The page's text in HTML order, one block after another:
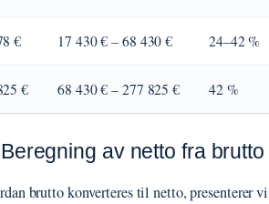
€ 17 430 € – 68 430 € 24–42 %
€ 68 430 € – 277 825 € 42 %
av netto fra
brutto konverteres til netto, presenterer